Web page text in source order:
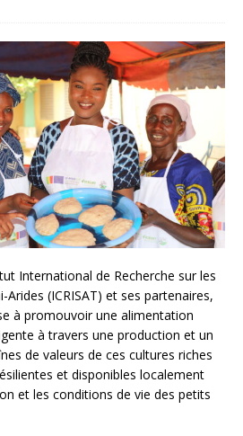
International de Recherche sur les
Arides (ICRISAT) et ses partenaires,
à promouvoir une alimentation
à travers une production et un
de valeurs de ces cultures riches
et disponibles localement
et les conditions de vie des petits